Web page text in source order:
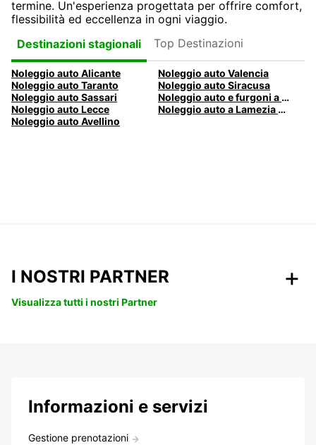
termine. Un'esperienza progettata per offrire comfort,
flessibilità ed eccellenza in ogni viaggio.
Destinazioni stagionali
Top Destinazioni
Noleggio auto Alicante
Noleggio auto Valencia
Noleggio auto Taranto
Noleggio auto Siracusa
Noleggio auto Sassari
Noleggio auto e furgoni a Pescara
Noleggio auto Lecce
Noleggio auto a Lamezia Terme, Italia
Noleggio auto Avellino
I NOSTRI PARTNER
Visualizza tutti i nostri Partner
Informazioni e servizi
Gestione prenotazioni